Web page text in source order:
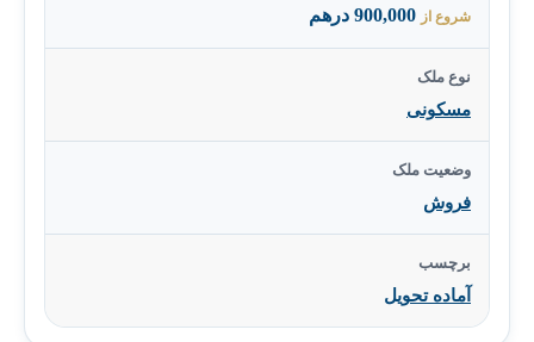
شروع از 900,000 درهم
نوع ملک
مسکونی
وضعیت ملک
فروش
برچسب
آماده تحویل